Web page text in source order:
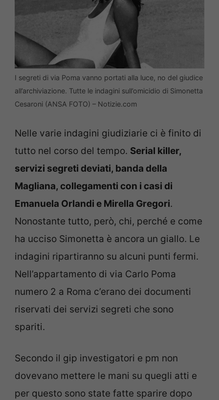
I segreti di via Poma vanno portati alla luce, no del giudice
all’archiviazione. Tutte le indagini sull’omicidio di Simonetta
Cesaroni (ANSA FOTO) – Notizie.com
Nelle varie indagini giudiziarie ci è finito di
tutto nel corso del tempo. Serial killer,
servizi segreti deviati, banda della
Magliana, collegamenti con i casi di
Emanuela Orlandi e Mirella Gregori.
Nonostante tutto, però, chi, perché e come
ha ucciso Simonetta è ancora un giallo. Le
indagini ripartiranno su alcuni punti fermi.
Nell’appartamento di via Carlo Poma
numero 2 a Roma c’erano dei documenti
riservati dei servizi segreti che sono
spariti.
Secondo il gip investigatori e pm non
dovevano mettere le mani su quegli atti e
per questo sono state fatte sparire dopo